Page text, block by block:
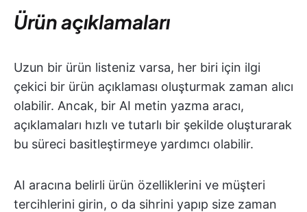
Ürün açıklamaları
Uzun bir ürün listeniz varsa, her biri için ilgi
çekici bir ürün açıklaması oluşturmak zaman alıcı
olabilir. Ancak, bir AI metin yazma aracı,
açıklamaları hızlı ve tutarlı bir şekilde oluşturarak
bu süreci basitleştirmeye yardımcı olabilir.
AI aracına belirli ürün özelliklerini ve müşteri
tercihlerini girin, o da sihrini yapıp size zaman